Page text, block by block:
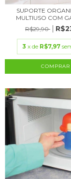
SUPORTE
MULTIUSO COM
R$29,90
3 x de R$7,97
COMPRAR